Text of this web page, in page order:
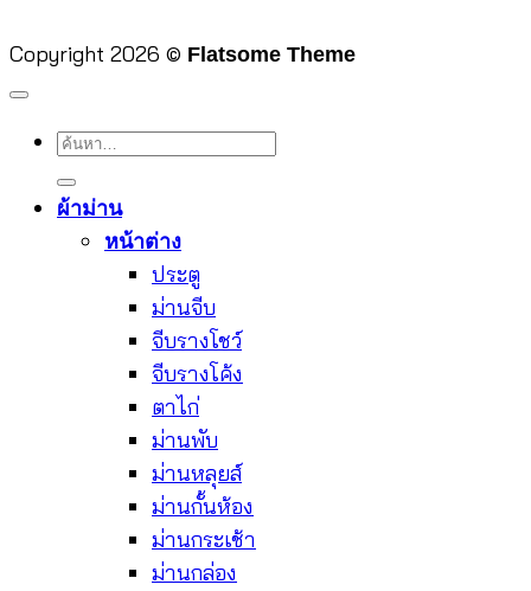
Copyright 2026 © Flatsome Theme
ค้นหา:
ผ้าม่าน
หน้าต่าง
ประตู
ม่านจีบ
จีบรางโชว์
จีบรางโค้ง
ตาไก่
ม่านพับ
ม่านหลุยส์
ม่านกั้นห้อง
ม่านกระเช้า
ม่านกล่อง